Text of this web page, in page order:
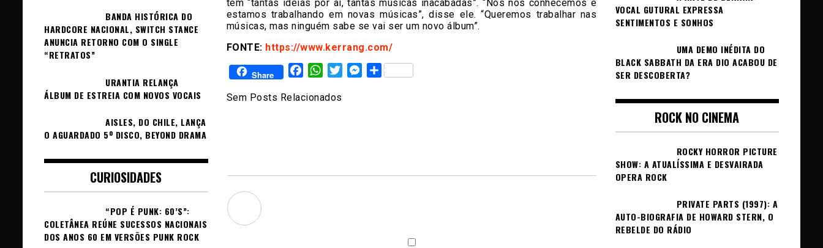
tem “tantas ideias por aí, tantas músicas inacabadas”. “Nós nos conhecemos e
estamos trabalhando em novas músicas”, disse ele. “Queremos trabalhar nas
músicas, mas ninguém sabe se vai ser um novo álbum”.
FONTE: https://www.kerrang.com/
Share FacebookWhatsAppTwitterMessenger
Share
Sem Posts Relacionados
BANDA HISTÓRICA DO
HARDCORE NACIONAL, SWITCH STANCE
ANUNCIA RETORNO COM O SINGLE
“RETRATOS”
URANTIA RELANÇA
ÁLBUM DE ESTREIA COM NOVOS VOCAIS
AISLES, DO CHILE, LANÇA
O AGUARDADO 5º DISCO, BEYOND DRAMA
CURIOSIDADES
“POP É PUNK: 60’S”:
COLETÂNEA REÚNE SUCESSOS NACIONAIS
DOS ANOS 60 EM VERSÕES PUNK ROCK
VOCAL GUTURAL EXPRESSA
SENTIMENTOS E SONHOS
UMA DEMO INÉDITA DO
BLACK SABBATH DA ERA DIO ACABOU DE
SER DESCOBERTA?
ROCK NO CINEMA
ROCKY HORROR PICTURE
SHOW: A ATUALÍSSIMA E DESVAIRADA
OPERA ROCK
PRIVATE PARTS (1997): A
AUTO-BIOGRAFIA DE HOWARD STERN, O
REBELDE DO RÁDIO